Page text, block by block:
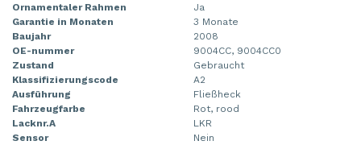
Ornamentaler Rahmen
Ja
Garantie in Monaten
3 Monate
Baujahr
2008
OE-nummer
9004CC, 9004CC0
Zustand
Gebraucht
Klassifizierungscode
A2
Ausführung
Fließheck
Fahrzeugfarbe
Rot, rood
Lacknr.A
LKR
Sensor
Nein